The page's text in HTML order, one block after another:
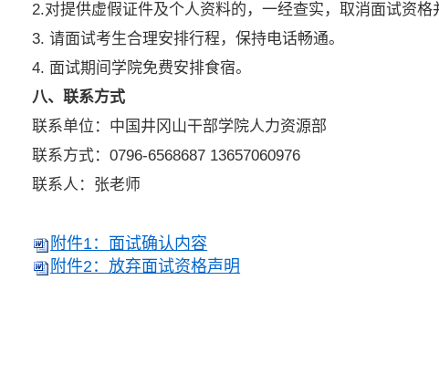
2.对提供虚假证件及个人资料的，一经查实，取消面试资格
3. 请面试考生合理安排行程，保持电话畅通。
4. 面试期间学院免费安排食宿。
八、联系方式
联系单位：中国井冈山干部学院人力资源部
联系方式：0796-6568687 13657060976
联系人：张老师
附件1：面试确认内容
附件2：放弃面试资格声明